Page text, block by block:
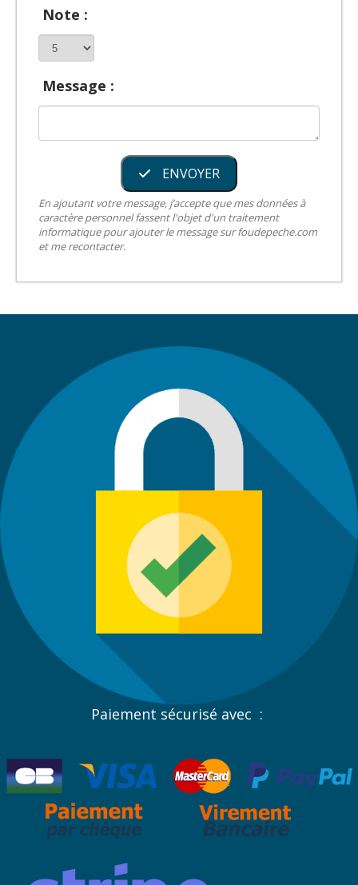
Note :
Message :
ENVOYER
En ajoutant votre message, j’accepte que mes données à
caractère personnel fassent l'objet d'un traitement
informatique pour ajouter le message sur foudepeche.com
et me recontacter.
Paiement sécurisé avec :